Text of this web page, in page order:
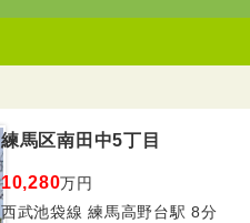
練馬区南田中5丁目
10,280万円
西武池袋線 練馬高野台駅 8分